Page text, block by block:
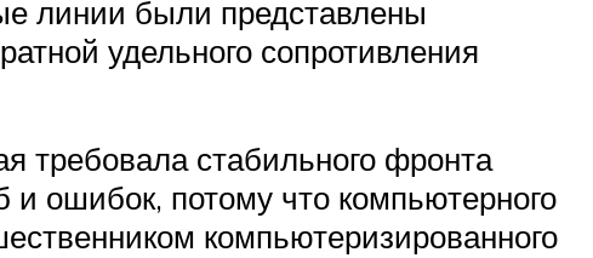
линии были представлены
удельного сопротивления
требовала стабильного фронта
ошибок, потому что компьютерного
компьютеризированного